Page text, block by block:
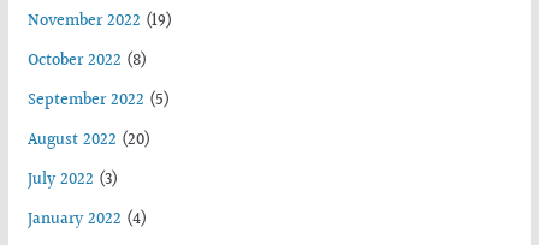
November 2022 (19)
October 2022 (8)
September 2022 (5)
August 2022 (20)
July 2022 (3)
January 2022 (4)